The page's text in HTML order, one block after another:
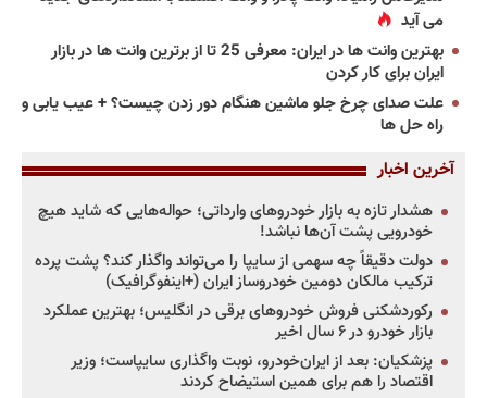
می آید
بهترین وانت ها در ایران: معرفی 25 تا از برترین وانت ها در بازار
ایران برای کار کردن
علت صدای چرخ جلو ماشین هنگام دور زدن چیست؟ + عیب یابی و
راه حل ها
آخرین اخبار
هشدار تازه به بازار خودروهای وارداتی؛ حواله‌هایی که شاید هیچ
خودرویی پشت آن‌ها نباشد!
دولت دقیقاً چه سهمی از سایپا را می‌تواند واگذار کند؟ پشت پرده
ترکیب مالکان دومین خودروساز ایران (+اینفوگرافیک)
رکوردشکنی فروش خودروهای برقی در انگلیس؛ بهترین عملکرد
بازار خودرو در ۶ سال اخیر
پزشکیان: بعد از ایران‌خودرو، نوبت واگذاری سایپاست؛ وزیر
اقتصاد را هم برای همین استیضاح کردند